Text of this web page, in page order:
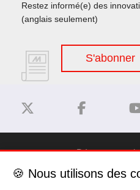
Restez informé(e) des
(anglais seulement)
S'abonner
Dégagement
🍪 Nous utilisons des